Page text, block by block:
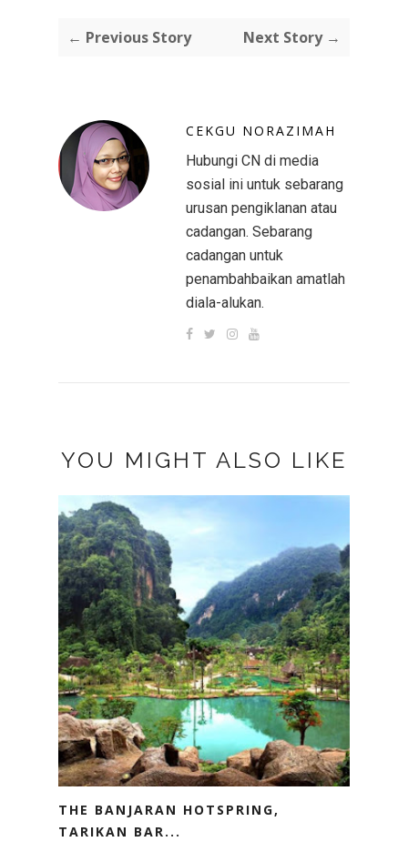
← Previous Story Next Story →
CEKGU NORAZIMAH
Hubungi CN di media
sosial ini untuk sebarang
urusan pengiklanan atau
cadangan. Sebarang
cadangan untuk
penambahbaikan amatlah
diala-alukan.
YOU MIGHT ALSO LIKE
THE BANJARAN HOTSPRING,
TARIKAN BAR...